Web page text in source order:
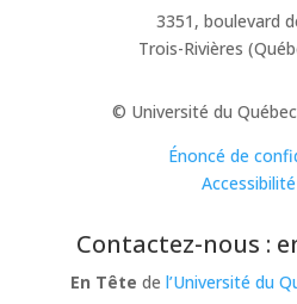
3351, boulevard
Trois-Rivières
© Université du
Énoncé de
Contactez-nous :
En Tête del’Université du